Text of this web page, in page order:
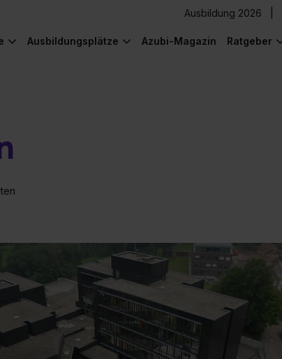
Ausbildung 2026
Ausbildungsplätze Azubi-Magazin Ratgeber